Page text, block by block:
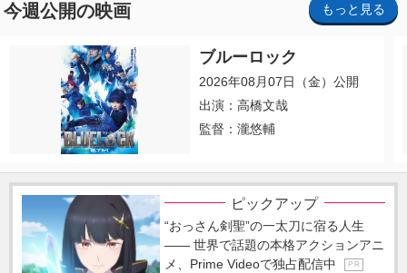
今週公開の映画 もっと見る
ブルーロック
2026年08月07日（金）公開
出演：高橋文哉
監督：瀧悠輔
ピックアップ
“おっさん剣聖”の一太刀に宿る人生
―― 世界で話題の本格アクションアニ
メ、Prime Videoで独占配信中
P R